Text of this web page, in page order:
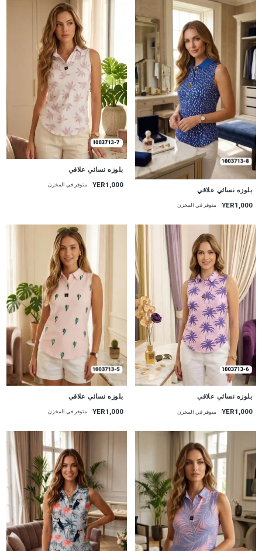
بلوزه نسائي علاقي
YER1,000 متوفر في المخزن
بلوزه نسائي علاقي
YER1,000 متوفر في المخزن
بلوزه نسائي علاقي
YER1,000 متوفر في المخزن
بلوزه نسائي علاقي
YER1,000 متوفر في المخزن